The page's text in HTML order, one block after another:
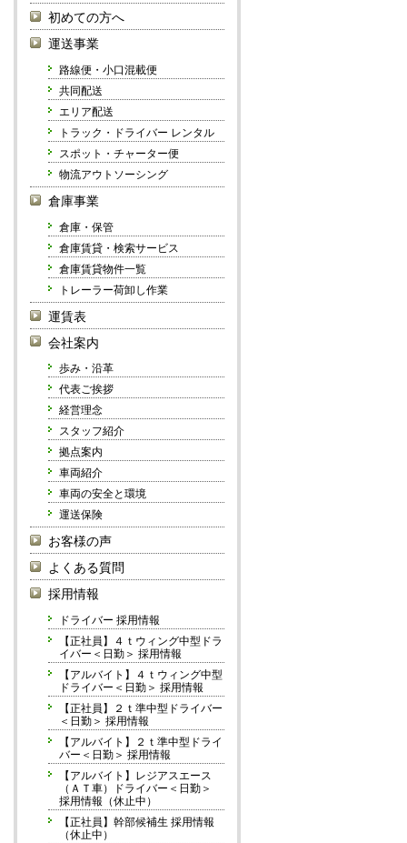
初めての方へ
運送事業
路線便・小口混載便
共同配送
エリア配送
トラック・ドライバー レンタル
スポット・チャーター便
物流アウトソーシング
倉庫事業
倉庫・保管
倉庫賃貸・検索サービス
倉庫賃貸物件一覧
トレーラー荷卸し作業
運賃表
会社案内
歩み・沿革
代表ご挨拶
経営理念
スタッフ紹介
拠点案内
車両紹介
車両の安全と環境
運送保険
お客様の声
よくある質問
採用情報
ドライバー 採用情報
【正社員】４ｔウィング中型ドラ
イバー＜日勤＞ 採用情報
【アルバイト】４ｔウィング中型
ドライバー＜日勤＞ 採用情報
【正社員】２ｔ準中型ドライバー
＜日勤＞ 採用情報
【アルバイト】２ｔ準中型ドライ
バー＜日勤＞ 採用情報
【アルバイト】レジアスエース
（ＡＴ車）ドライバー＜日勤＞
採用情報（休止中）
【正社員】幹部候補生 採用情報
（休止中）